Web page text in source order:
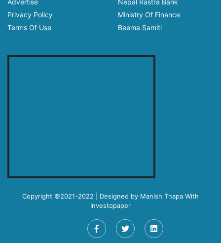
Privacy Policy
Terms Of Use
Ministry Of Finance
Beema Samiti
Copyright ©2021-2022 | Designed by Manish Thapa With
Investopaper